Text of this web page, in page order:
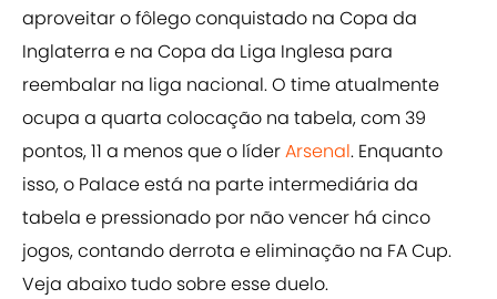
aproveitar o fôlego conquistado na Copa da
Inglaterra e na Copa da Liga Inglesa para
reembalar na liga nacional. O time atualmente
ocupa a quarta colocação na tabela, com 39
pontos, 11 a menos que o líderArsenal. Enquanto
isso, o Palace está na parte intermediária da
tabela e pressionado por não vencer há cinco
jogos, contando derrota e eliminação na FA Cup.
Veja abaixo tudo sobre esse duelo.